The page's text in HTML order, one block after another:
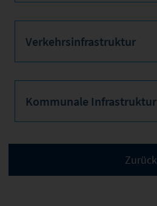
Verkehrsinfrastruktur
Kommunale Infrastruktur